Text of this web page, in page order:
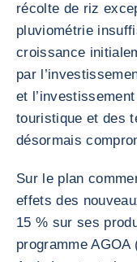
récolte de riz
pluviométrie
croissance
par
et
touristique et des
désormais
Sur le plan
effets des
15 % sur ses
programme